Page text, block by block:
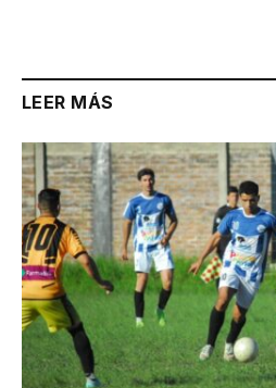
LEER MÁS